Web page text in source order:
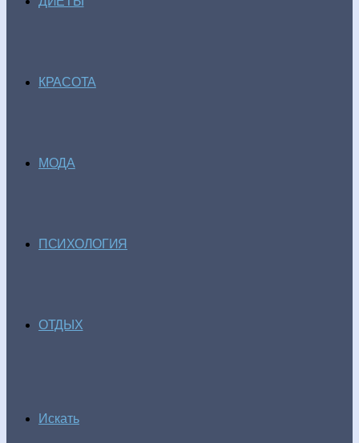
КРАСОТА
МОДА
ПСИХОЛОГИЯ
ОТДЫХ
Искать